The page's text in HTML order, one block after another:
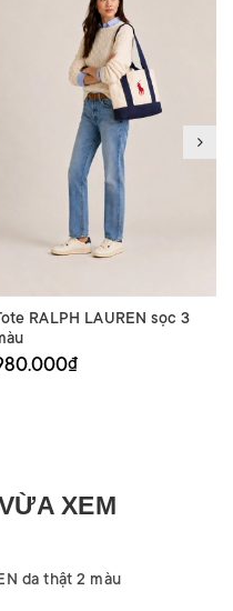
RALPH LAUREN sọc 3
XEM
da thật 2 màu